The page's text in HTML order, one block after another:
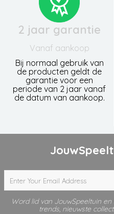
2 jaar garantie
Vanaf aankoop
Bij normaal gebruik van
de producten geldt de
garantie voor een
periode van 2 jaar vanaf
de datum van aankoop.
Word lid van JouwSpeeltuin
trends, nieuwste